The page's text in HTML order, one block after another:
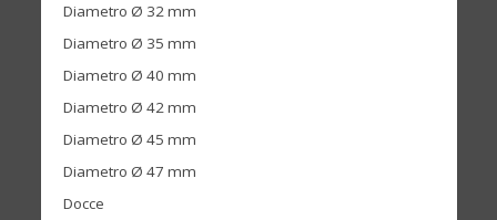
Diametro Ø 32 mm
Diametro Ø 35 mm
Diametro Ø 40 mm
Diametro Ø 42 mm
Diametro Ø 45 mm
Diametro Ø 47 mm
Docce